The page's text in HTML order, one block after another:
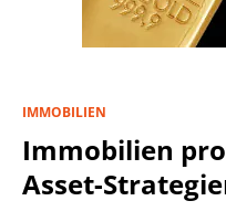
IMMOBILIEN
Immobilien
Asset-